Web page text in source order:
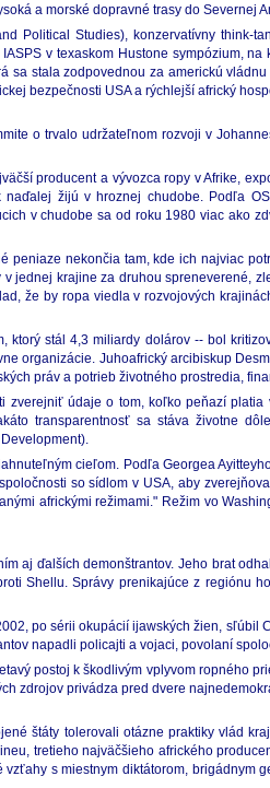
a morské dopravné trasy do Severnej
Political Studies), konzervatívny think-
v texaskom Hustone sympózium,
stala zodpovednou za americkú
bezpečnosti USA a rýchlejší africký
o trvalo udržateľnom rozvoji v
producent a vývozca ropy v Afrike,
žijú v hroznej chudobe. Podľa
v chudobe sa od roku 1980 viac ako
nekončia tam, kde ich najviac
krajine za druhou spreneverené,
že by ropa viedla v rozvojových
stál 4,3 miliardy dolárov -- bol
organizácie. Juhoafrický arcibiskup
práv a potrieb životného prostredia,
údaje o tom, koľko peňazí
transparentnosť sa stáva životne
cieľom. Podľa Georgea
so sídlom v USA, aby
africkými režimami." Režim vo
aj ďalších demonštrantov. Jeho brat
Shellu. Správy prenikajúce z regiónu
po sérii okupácií ijawských žien,
napadli policajti a vojaci, povolaní
postoj k škodlivým vplyvom ropného
zdrojov privádza pred dvere
štáty tolerovali otázne praktiky vlád
tretieho najväčšieho afrického
s miestnym diktátorom, brigádnym